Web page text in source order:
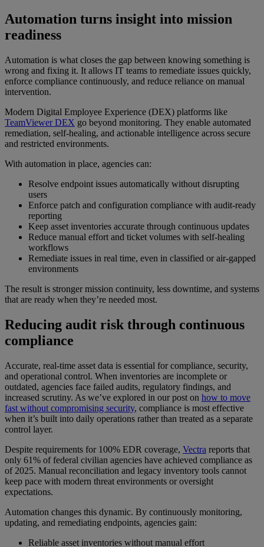
Automation turns insight into mission
readiness
Automation is what closes the gap between knowing something is
wrong and fixing it. It allows IT teams to remediate issues quickly,
enforce compliance continuously, and reduce reliance on manual
intervention.
Modern Digital Employee Experience (DEX) platforms like
TeamViewer DEX go beyond monitoring. They enable automated
remediation, self-healing, and actionable intelligence across secure
and restricted environments.
With automation in place, agencies can:
Resolve endpoint issues automatically without disrupting
users
Enforce patch and configuration compliance with audit-ready
reporting
Keep asset inventories accurate through continuous updates
Reduce manual effort and ticket volumes with self-healing
workflows
Remediate issues in real time, even in classified or air-gapped
environments
The result is stronger mission continuity, less downtime, and systems
that are ready when they’re needed most.
Reducing audit risk through continuous
compliance
Accurate, real-time asset data is essential for compliance, security,
and operational control. When inventories are incomplete or
outdated, agencies face failed audits, regulatory findings, and
increased scrutiny. As we’ve explored in our post on how to move
fast without compromising security, compliance is most effective
when it’s built into daily operations rather than treated as a separate
control layer.
Despite requirements for 100% EDR coverage, Vectra reports that
only 61% of federal civilian agencies have achieved compliance as
of 2025. Manual reconciliation and legacy inventory tools cannot
keep pace with modern threat environments or oversight
expectations.
Automation changes this dynamic. By continuously monitoring,
updating, and remediating endpoints, agencies gain:
Reliable asset inventories without manual effort